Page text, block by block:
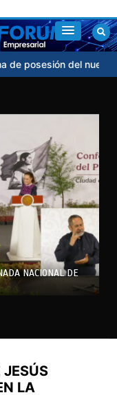
posesión del nuevo
NACIONAL DE
JESÚS
LA